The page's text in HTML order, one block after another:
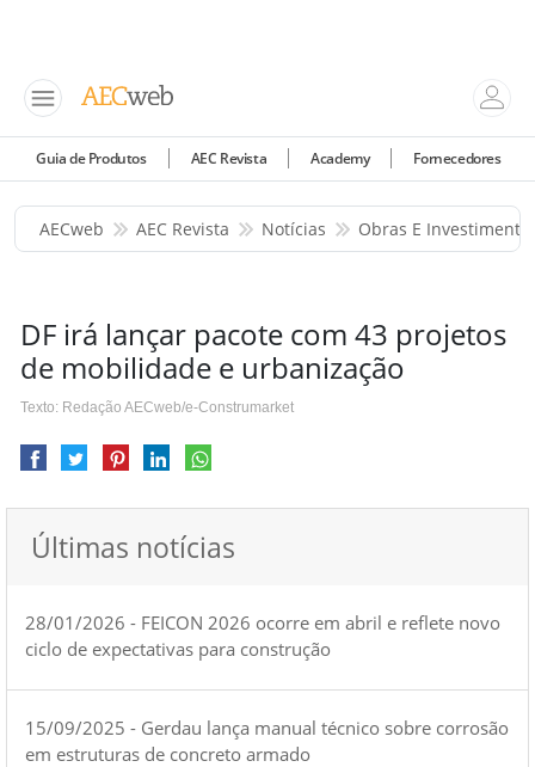
Guia de Produtos AEC Revista Academy Fornecedores
AECweb AEC Revista Notícias Obras E
DF irá lançar pacote com 43 projetos
de mobilidade e urbanização
Texto: Redação AECweb/e-Construmarket
Últimas notícias
28/01/2026 - FEICON 2026 ocorre em abril e reflete novo
ciclo de expectativas para construção
15/09/2025 - Gerdau lança manual técnico sobre corrosão
em estruturas de concreto armado